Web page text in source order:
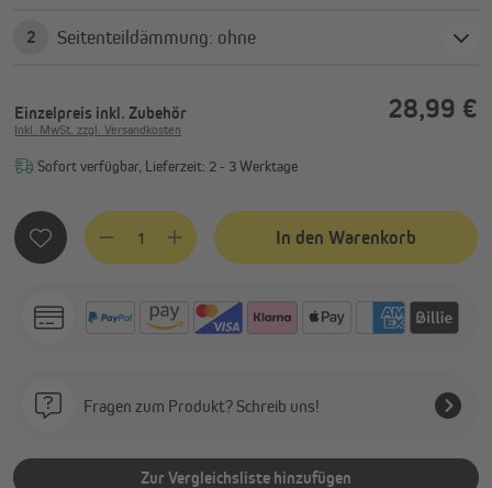
2 Seitenteildämmung: ohne
Einzelpreis inkl. Zubehör 28,99 €
Inkl. MwSt. zzgl. Versandkosten
Sofort verfügbar, Lieferzeit: 2 - 3 Werktage
Produkt Anzahl: Gib den gewünschten Wert ein oder
In den Warenkorb
Fragen zum Produkt? Schreib uns!
Zur Vergleichsliste hinzufügen